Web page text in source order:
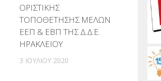
ΟΡΙΣΤΙΚΗΣ
ΤΟΠΟΘΕΤΗΣΗΣ ΜΕΛΩΝ
ΕΕΠ & ΕΒΠ ΤΗΣ Δ.Δ.Ε.
ΗΡΑΚΛΕΙΟΥ
3 ΙΟΥΛΊΟΥ 2020